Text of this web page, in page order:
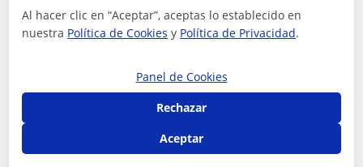
Francés
Doy clases particulares de francés online
hola, ofrezco cursos inmersivos de francés y español
para jóvenes de 8 a 18 años y para adultos. apasionado
por la lengua francesa y gradua...
Al hacer clic en “Aceptar”, aceptas lo establecido en
nuestra Política de Cookies y Política de Privacidad.
Panel de Cookies
Rechazar
Aceptar